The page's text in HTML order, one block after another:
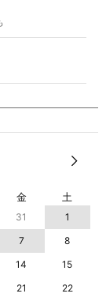
金 土
31
1
7
8
14
15
21
22